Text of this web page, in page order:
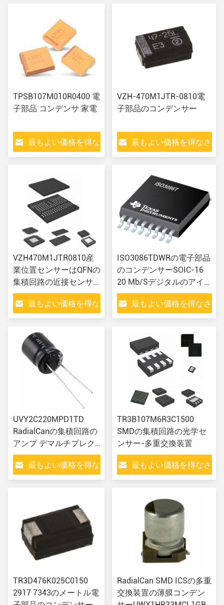
TPSB107M010R0400 電
子部品 コンデンサ 家電
最もよい価格を得な
VZH-470M1JTR-0810電
子部品のコンデンサー
最もよい価格を得なさ
VZH470M1JTR0810産
業位置センサーはQFNの
集積回路の近接センサ
ーを曲げる
最もよい価格を得な
ISO3086TDWRの電子部品
のコンデンサーSOIC-16
20 Mb/Sデジタルのアイソ
レーターはICをインター
フェイスさせる
最もよい価格を得なさ
UVY2C220MPD1TD
RadialCanの集積回路の
アンプ デマルチプレク
サー
最もよい価格を得な
TR3B107M6R3C1500
SMDの集積回路の光学セ
ンサー-多重交換装置
最もよい価格を得なさ
TR3D476K025C0150
2917 7343のメートル電
RadialCan SMD ICSの多重
交換装置の薄膜コンデン